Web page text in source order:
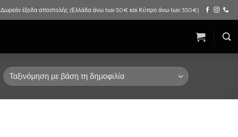
Δωρεάν έξοδα αποστολής (Ελλάδα άνω των 50€ και Κύπρο άνω των 350€)